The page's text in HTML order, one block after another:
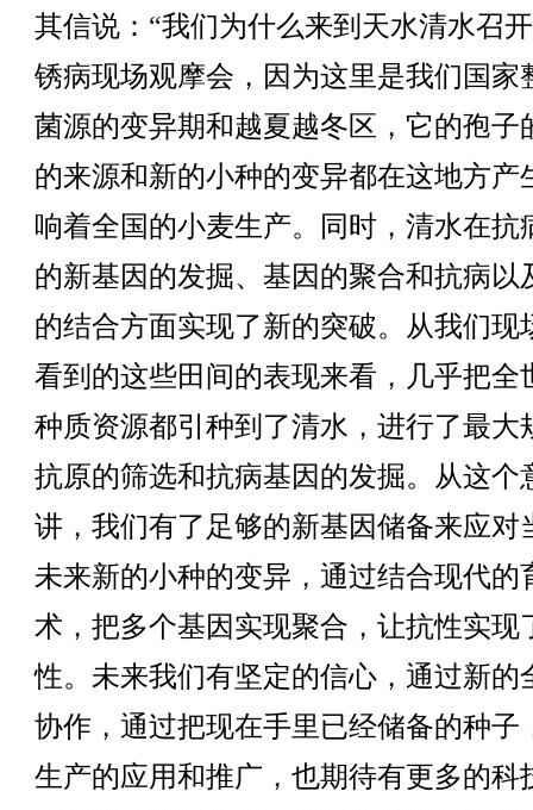
其信说：“我们为什么来到天水清水召
锈病现场观摩会，因为这里是我们国家
菌源的变异期和越夏越冬区，它的孢子
的来源和新的小种的变异都在这地方产
响着全国的小麦生产。同时，清水在抗
的新基因的发掘、基因的聚合和抗病以
的结合方面实现了新的突破。从我们现
看到的这些田间的表现来看，几乎把全
种质资源都引种到了清水，进行了最大
抗原的筛选和抗病基因的发掘。从这个
讲，我们有了足够的新基因储备来应对
未来新的小种的变异，通过结合现代的
术，把多个基因实现聚合，让抗性实现
性。未来我们有坚定的信心，通过新的
协作，通过把现在手里已经储备的种子
生产的应用和推广，也期待有更多的科